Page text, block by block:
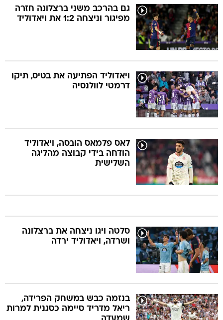
גם בהרכב משני ברצלונה חזרה
מפיגור וניצחה 1:2 את ויאדוליד
ויאדוליד הפתיעה את בטיס, תיקו
דרמטי לוולנסיה
לאס פלמאס הובסה, ויאדוליד
הודחה בידי קבוצה מהליגה
השלישית
סלטה ויגו ניצחה את ברצלונה
ושרדה, ויאדוליד ירדה
בנזמה כבש במשחק הפרידה,
ריאל מדריד סיימה כסגנית למרות